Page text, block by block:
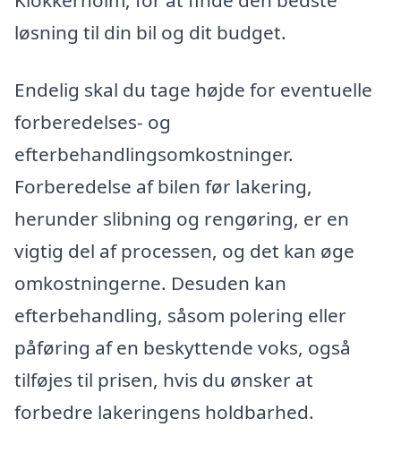
løsning til din bil og dit budget.
Endelig skal du tage højde for eventuelle
forberedelses- og
efterbehandlingsomkostninger.
Forberedelse af bilen før lakering,
herunder slibning og rengøring, er en
vigtig del af processen, og det kan øge
omkostningerne. Desuden kan
efterbehandling, såsom polering eller
påføring af en beskyttende voks, også
tilføjes til prisen, hvis du ønsker at
forbedre lakeringens holdbarhed.